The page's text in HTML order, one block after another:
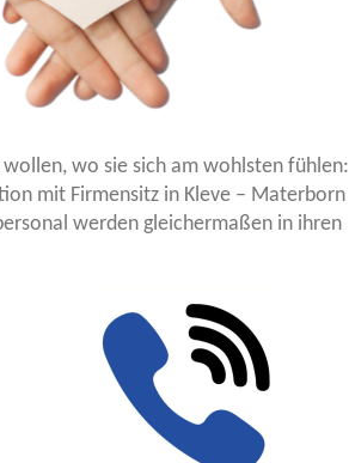
wo sie sich am wohlsten fühlen:
mit Firmensitz in Kleve – Materborn
werden gleichermaßen in ihren